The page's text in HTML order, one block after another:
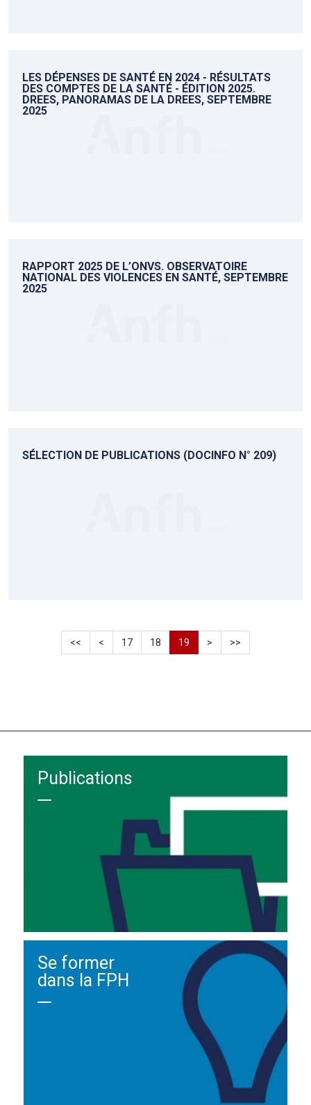
LES DÉPENSES DE SANTÉ EN 2024 - RÉSULTATS
DES COMPTES DE LA SANTÉ - ÉDITION 2025.
DREES, PANORAMAS DE LA DREES, SEPTEMBRE
2025
RAPPORT 2025 DE L’ONVS. OBSERVATOIRE
NATIONAL DES VIOLENCES EN SANTÉ, SEPTEMBRE
2025
SÉLECTION DE PUBLICATIONS (DOCINFO N° 209)
<< < 17 18 19 > >>
Publications
Se former
dans la FPH